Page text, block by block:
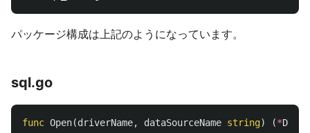
パッケージ構成は上記のようになっています。
sql.go
func Open(driverName, dataSourceName string) (*DB